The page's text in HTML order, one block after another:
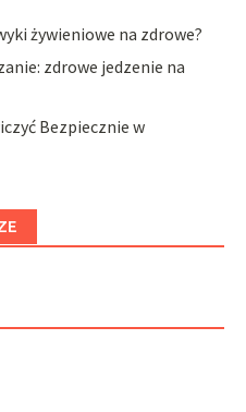
żywieniowe na zdrowe?
zdrowe jedzenie na
Bezpiecznie w